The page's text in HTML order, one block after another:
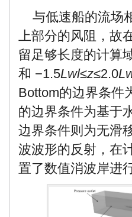
与低速船的流场
上部分的风阻，故
留足够长度的计算
和 −1.5Lwl≤z≤2.0
Bottom的边界条件
的边界条件为基于
边界条件则为无滑
波波形的反射，在
置了数值消波岸进